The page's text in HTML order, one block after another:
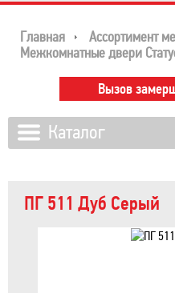
Главная
Ассортимент
Межкомнатные двери
ПГ 511 Дуб Серый